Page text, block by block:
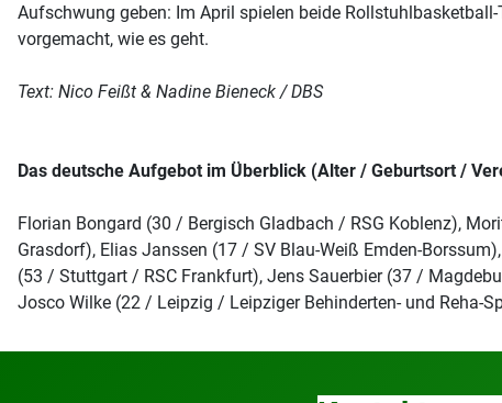
Aufschwung geben: Im April spielen beide
vorgemacht, wie es geht.
Text: Nico Feißt & Nadine Bieneck / DBS
Das deutsche Aufgebot im Überblick (Alter / Geburtsort /
Florian Bongard (30 / Bergisch Gladbach / RSG Koblenz),
Grasdorf), Elias Janssen (17 / SV Blau-Weiß Emden-
(53 / Stuttgart / RSC Frankfurt), Jens Sauerbier (37 /
Josco Wilke (22 / Leipzig / Leipziger Behinderten- und Reha-